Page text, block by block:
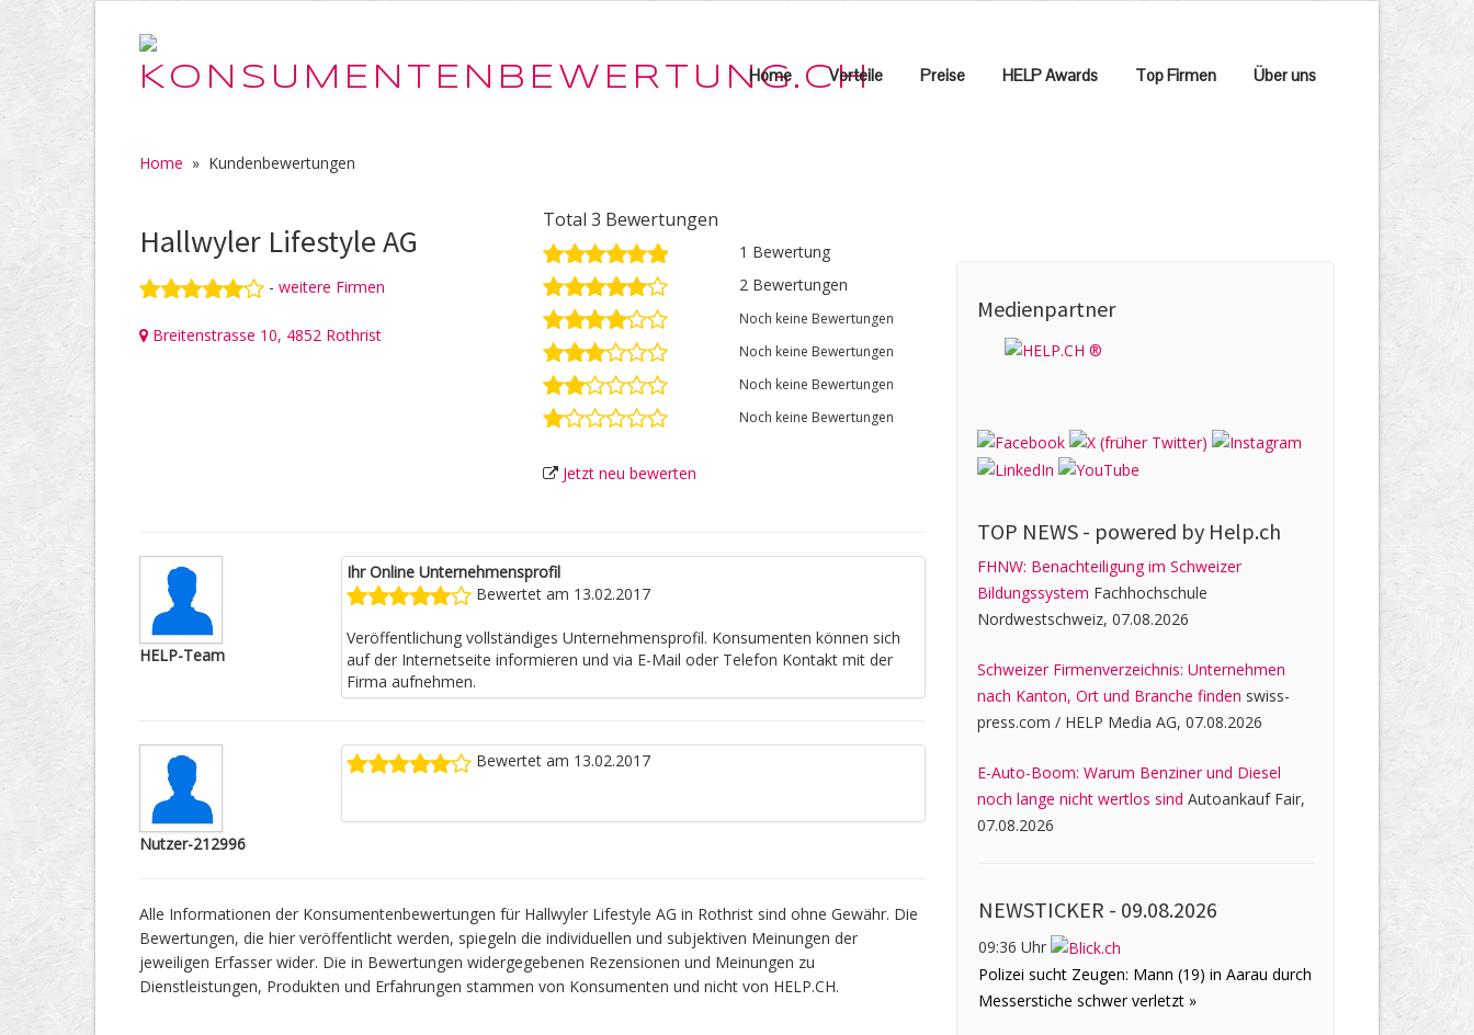
Home Vorteile Preise HELP Awards Top Firmen Über uns
Home » Kundenbewertungen
Hallwyler Lifestyle AG
- weitere Firmen
Breitenstrasse 10, 4852 Rothrist
Total 3 Bewertungen
1 Bewertung
2 Bewertungen
Noch keine Bewertungen
Noch keine Bewertungen
Noch keine Bewertungen
Noch keine Bewertungen
Jetzt neu bewerten
HELP-Team
Ihr Online Unternehmensprofil
Bewertet am 13.02.2017
Veröffentlichung vollständiges Unternehmensprofil. Konsumenten können sich
auf der Internetseite informieren und via E-Mail oder Telefon Kontakt mit der
Firma aufnehmen.
Nutzer-212996
Bewertet am 13.02.2017
Alle Informationen der Konsumentenbewertungen für Hallwyler Lifestyle AG in Rothrist sind ohne Gewähr. Die
Bewertungen, die hier veröffentlicht werden, spiegeln die individuellen und subjektiven Meinungen der
jeweiligen Erfasser wider. Die in Bewertungen widergegebenen Rezensionen und Meinungen zu
Dienstleistungen, Produkten und Erfahrungen stammen von Konsumenten und nicht von HELP.CH.
Medienpartner
TOP NEWS - powered by Help.ch
FHNW: Benachteiligung im Schweizer
Bildungssystem Fachhochschule
Nordwestschweiz, 07.08.2026
Schweizer Firmenverzeichnis: Unternehmen
nach Kanton, Ort und Branche finden swiss-
press.com / HELP Media AG, 07.08.2026
E-Auto-Boom: Warum Benziner und Diesel
noch lange nicht wertlos sind Autoankauf Fair,
07.08.2026
NEWSTICKER - 09.08.2026
09:36 Uhr
Polizei sucht Zeugen: Mann (19) in Aarau durch
Messerstiche schwer verletzt »